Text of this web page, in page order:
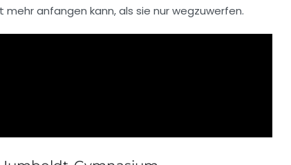
anfangen kann, als sie nur wegzuwerfen.